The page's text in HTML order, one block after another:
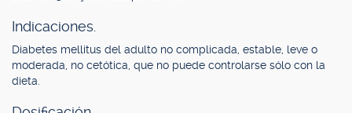
Indicaciones.
Diabetes mellitus del adulto no complicada, estable, leve o
moderada, no cetótica, que no puede controlarse sólo con la
dieta.